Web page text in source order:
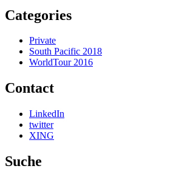
Categories
Private
South Pacific 2018
WorldTour 2016
Contact
LinkedIn
twitter
XING
Suche